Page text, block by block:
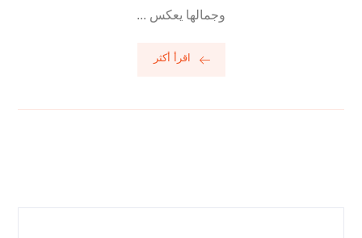
وجمالها يعكس ...
اقرأ أكثر